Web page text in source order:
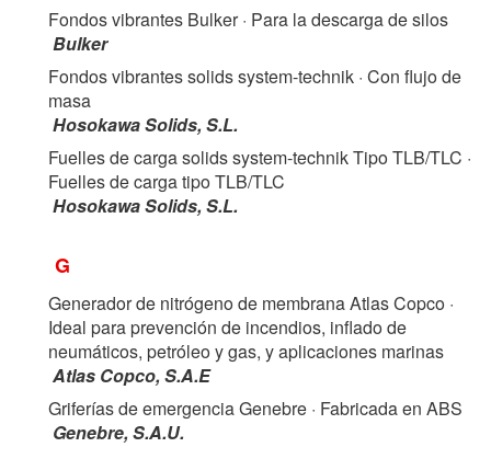
Fondos vibrantes Bulker· Para la descarga de silos
Bulker
Fondos vibrantes solids system-technik · Con flujo de
masa
Hosokawa Solids, S.L.
Fuelles de carga solids system-technik Tipo TLB/TLC ·
Fuelles de carga tipo TLB/TLC
Hosokawa Solids, S.L.
G
Generador de nitrógeno de membrana Atlas Copco ·
Ideal para prevención de incendios, inflado de
neumáticos, petróleo y gas, y aplicaciones marinas
Atlas Copco, S.A.E
Griferías de emergencia Genebre · Fabricada en ABS
Genebre, S.A.U.